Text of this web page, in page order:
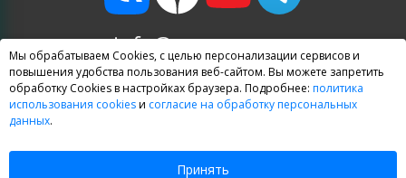
Мы обрабатываем Cookies, с целью персонализации сервисов и
повышения удобства пользования веб-сайтом. Вы можете запретить
обработку Cookies в настройках браузера. Подробнее: политика
использования cookiesи согласие на обработку персональных
данных.
Принять
info@egevpare.ru
Все права защищены
© 2009—2026 В ПАРЕ (TwoStu)
Представленная на сайте информация носит ознакомительный характер и не является